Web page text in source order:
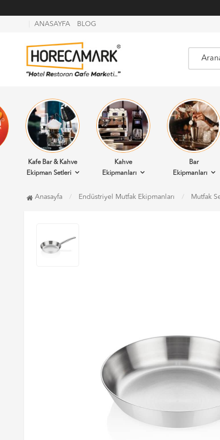
ANASAYFA BLOG
Kafe Bar & Kahve
Ekipman Setleri
Kahve
Ekipmanları
Bar
Ekipmanları
Anasayfa Endüstriyel Mutfak Ekipmanları Mutfak